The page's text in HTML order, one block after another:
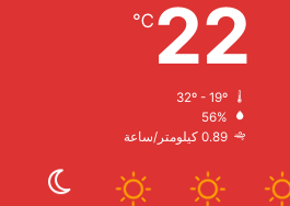
22
℃
الرطوبة:
الرياح: